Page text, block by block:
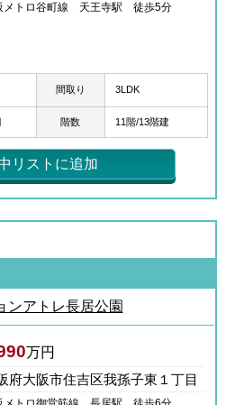
メトロ谷町線 天王寺駅 徒歩5分
間取り 3LDK
階数 11階/13階建
リストに追加
ンアトレ長居公園
万円
府大阪市住吉区我孫子東１丁目